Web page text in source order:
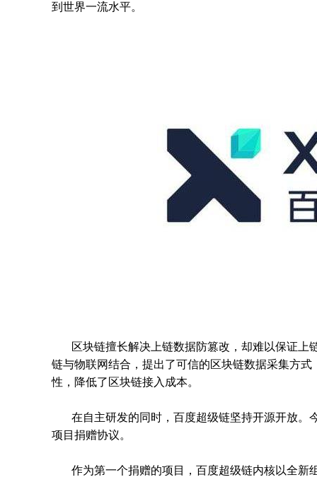
到世界一流水平。
区块链擅长解决上链数据防篡改，却难以保证
链与物联网结合，提出了可信的区块链数据采集方
性，降低了区块链接入成本。
在自主研发的同时，百度超级链坚持开源开放。
项目捐赠协议。
作为第一个捐赠的项目，百度超级链内核以全新